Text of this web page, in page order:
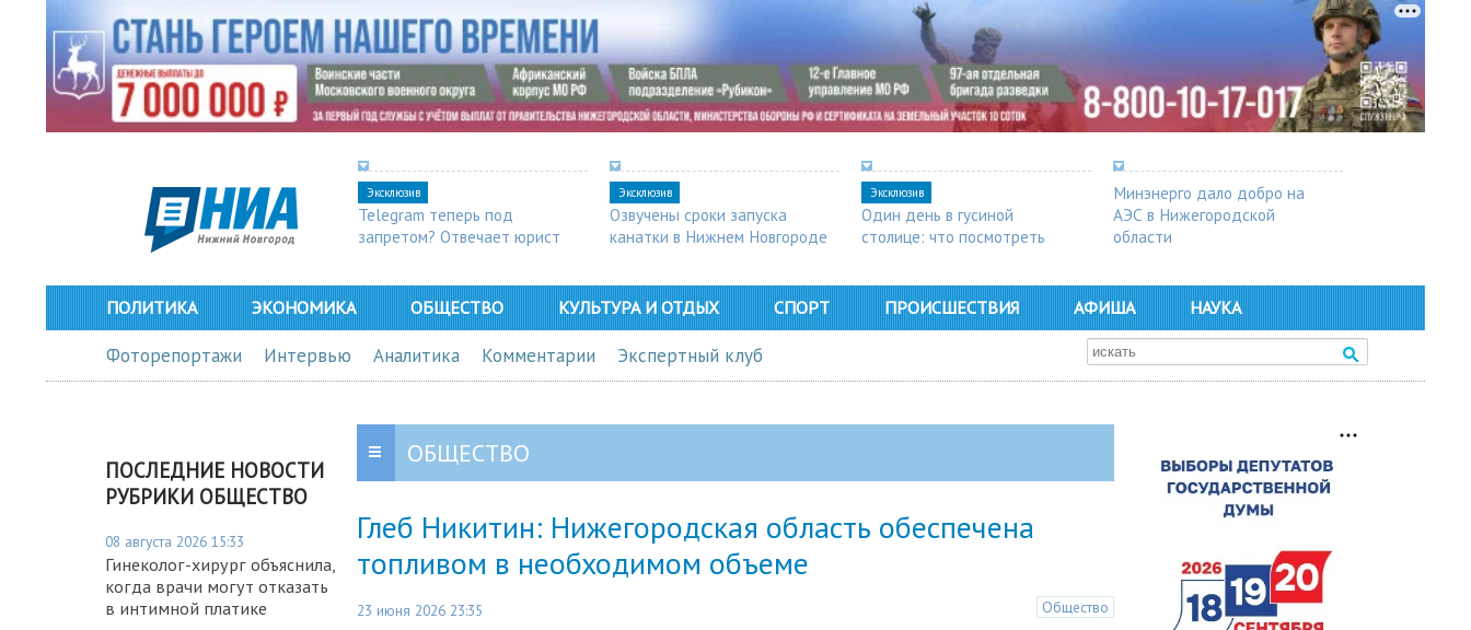
Эксклюзив
Telegram теперь под
запретом? Отвечает юрист
Эксклюзив
Озвучены сроки запуска
канатки в Нижнем Новгороде
Эксклюзив
Один день в гусиной
столице: что посмотреть
Минэнерго дало добро на
АЭС в Нижегородской
области
ПОЛИТИКА ЭКОНОМИКА ОБЩЕСТВО КУЛЬТУРА И ОТДЫХ СПОРТ ПРОИСШЕСТВИЯ АФИША НАУКА
Фоторепортажи Интервью Аналитика Комментарии Экспертный клуб
ПОСЛЕДНИЕ НОВОСТИ
РУБРИКИ ОБЩЕСТВО
08 августа 2026 15:33
Гинеколог-хирург объяснила,
когда врачи могут отказать
в интимной платике
ОБЩЕСТВО
Глеб Никитин: Нижегородская область обеспечена
топливом в необходимом объеме
23 июня 2026 23:35 Общество